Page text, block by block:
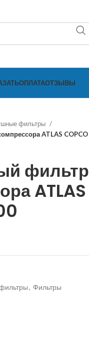
ОПЛАТАОТЗЫВЫ
фильтры
ATLAS
, Фильтры